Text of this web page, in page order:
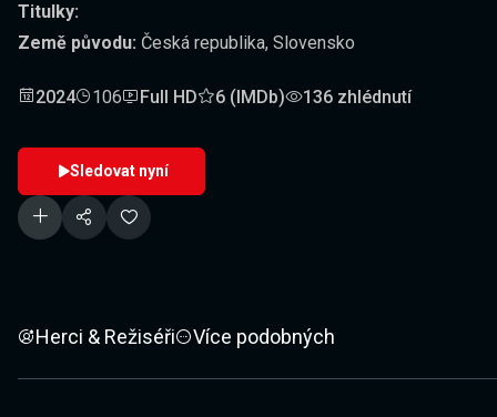
Titulky:
Země původu: Česká republika, Slovensko
2024 106 Full HD 6 (IMDb) 136 zhlédnutí
Sledovat nyní
Herci & Režiséři Více podobných